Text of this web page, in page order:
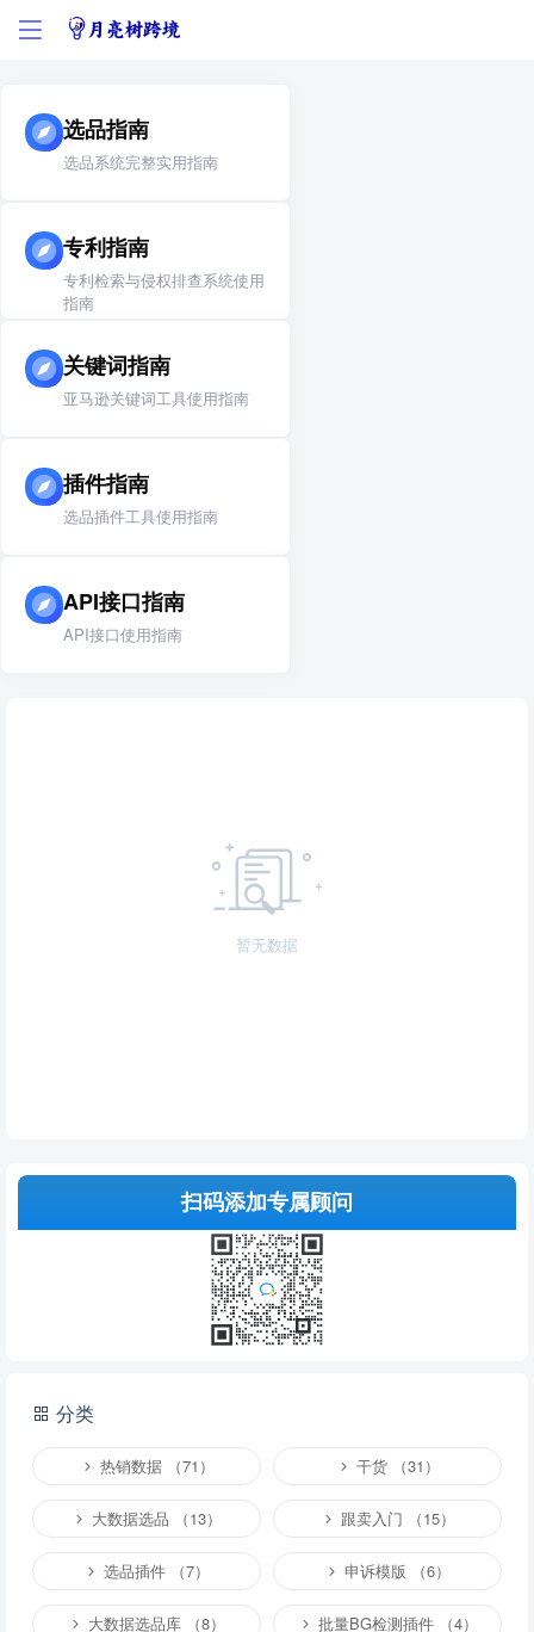
选品指南
选品系统完整实用指南
专利指南
专利检索与侵权排查系统使用
指南
关键词指南
亚马逊关键词工具使用指南
插件指南
选品插件工具使用指南
API接口指南
API接口使用指南
暂无数据
扫码添加专属顾问
分类
热销数据 （71） 干货 （31）
大数据选品 （13） 跟卖入门 （15）
选品插件 （7） 申诉模版 （6）
大数据选品库 （8） 批量BG检测插件 （4）